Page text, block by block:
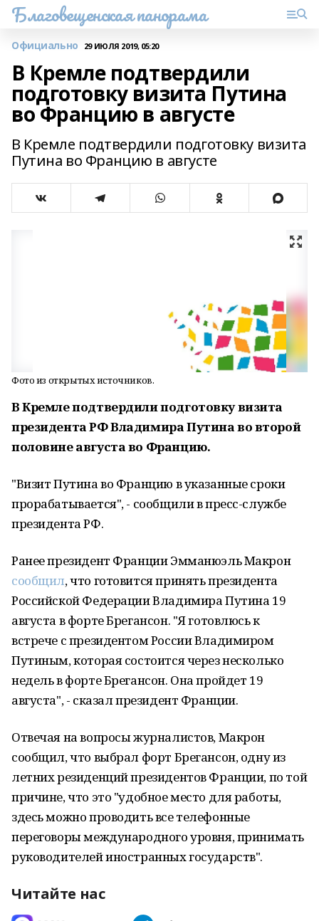
Благовещенская панорама
Официально 29 ИЮЛЯ 2019, 05:20
В Кремле подтвердили
подготовку визита Путина
во Францию в августе
В Кремле подтвердили подготовку визита
Путина во Францию в августе
Фото из открытых источников.
В Кремле подтвердили подготовку визита
президента РФ Владимира Путина во второй
половине августа во Францию.
"Визит Путина во Францию в указанные сроки
прорабатывается", - сообщили в пресс-службе
президента РФ.
Ранее президент Франции Эмманюэль Макрон
сообщил, что готовится принять президента
Российской Федерации Владимира Путина 19
августа в форте Брегансон. "Я готовлюсь к
встрече с президентом России Владимиром
Путиным, которая состоится через несколько
недель в форте Брегансон. Она пройдет 19
августа", - сказал президент Франции.
Отвечая на вопросы журналистов, Макрон
сообщил, что выбрал форт Брегансон, одну из
летних резиденций президентов Франции, по той
причине, что это "удобное место для работы,
здесь можно проводить все телефонные
переговоры международного уровня, принимать
руководителей иностранных государств".
Читайте нас